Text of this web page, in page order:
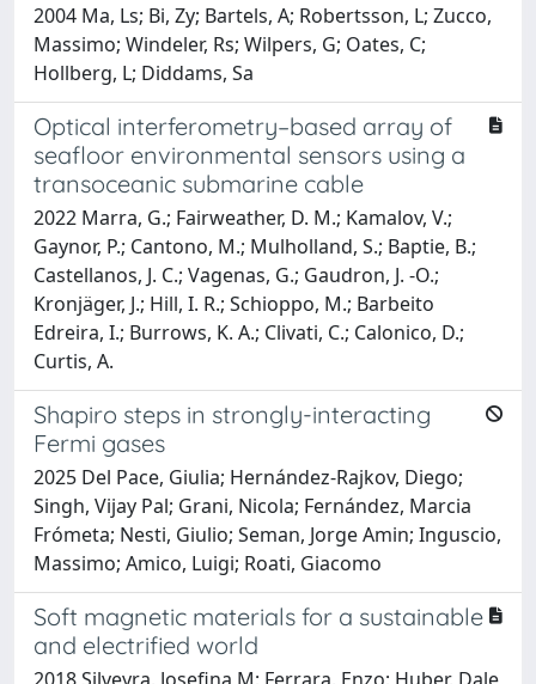
2004 Ma, Ls; Bi, Zy; Bartels, A; Robertsson, L; Zucco,
Massimo; Windeler, Rs; Wilpers, G; Oates, C;
Hollberg, L; Diddams, Sa
Optical interferometry–based array of
seafloor environmental sensors using a
transoceanic submarine cable
2022 Marra, G.; Fairweather, D. M.; Kamalov, V.;
Gaynor, P.; Cantono, M.; Mulholland, S.; Baptie, B.;
Castellanos, J. C.; Vagenas, G.; Gaudron, J. -O.;
Kronjäger, J.; Hill, I. R.; Schioppo, M.; Barbeito
Edreira, I.; Burrows, K. A.; Clivati, C.; Calonico, D.;
Curtis, A.
Shapiro steps in strongly-interacting
Fermi gases
2025 Del Pace, Giulia; Hernández-Rajkov, Diego;
Singh, Vijay Pal; Grani, Nicola; Fernández, Marcia
Frómeta; Nesti, Giulio; Seman, Jorge Amin; Inguscio,
Massimo; Amico, Luigi; Roati, Giacomo
Soft magnetic materials for a sustainable
and electrified world
2018 Silveyra, Josefina M; Ferrara, Enzo; Huber, Dale